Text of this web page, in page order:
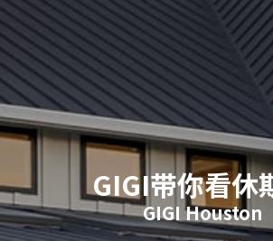
GIGI带你看休
GIGI Houston